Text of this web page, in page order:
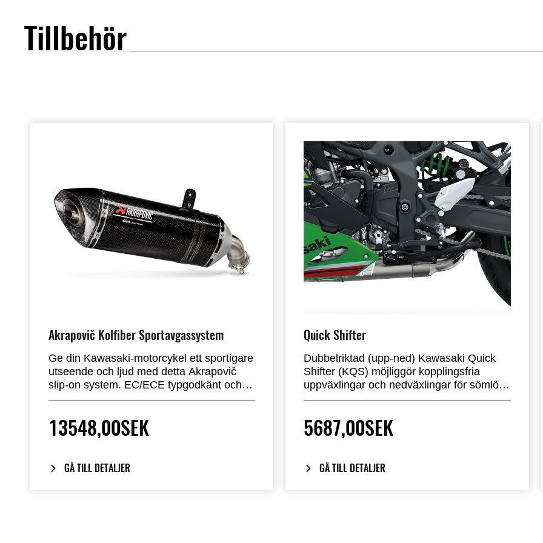
Tillbehör
Akrapovič Kolfiber Sportavgassystem
Ge din Kawasaki-motorcykel ett sportigare
utseende och ljud med detta Akrapovič
slip-on system. EC/ECE typgodkänt och
helt lagligt för vägbruk. Detta lätta system
13548,00SEK
GÅ TILL DETALJER
Quick Shifter
Dubbelriktad (upp-ned) Kawasaki Quick
Shifter (KQS) möjliggör kopplingsfria
uppväxlingar och nedväxlingar för sömlös
acceleration och snabb och enkel
4RR) Kräver återförsäljarstöd med KVCI-
verktyg för att aktivera quickshifter i
lokala återförsäljare.
5687,00SEK
GÅ TILL DETALJER